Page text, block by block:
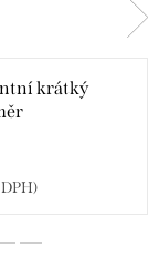
krátký
1/DR